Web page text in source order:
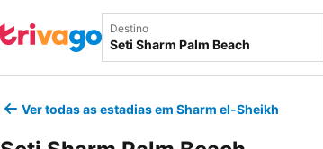
Destino
Ver todas as estadias em Sharm el-Sheikh